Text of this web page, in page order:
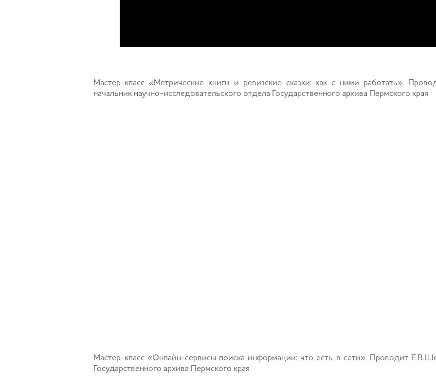
Мастер-класс «Метрические книги и ревизские сказки: как с ними работать».
начальник научно-исследовательского отдела Государственного архива Пермского края
Мастер-класс «Онлайн-сервисы поиска информации: что есть в сети». Проводит
Государственного архива Пермского края